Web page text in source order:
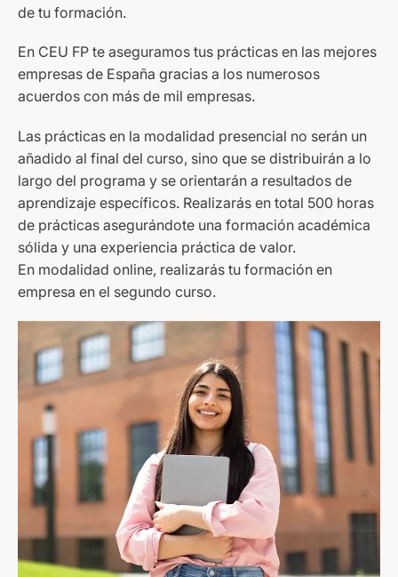
de tu formación.
En CEU FP te aseguramos tus prácticas en las mejores
empresas de España gracias a los numerosos
acuerdos con más de mil empresas.
Las prácticas en la modalidad presencial no serán un
añadido al final del curso, sino que se distribuirán a lo
largo del programa y se orientarán a resultados de
aprendizaje específicos. Realizarás en total 500 horas
de prácticas asegurándote una formación académica
sólida y una experiencia práctica de valor.
En modalidad online, realizarás tu formación en
empresa en el segundo curso.